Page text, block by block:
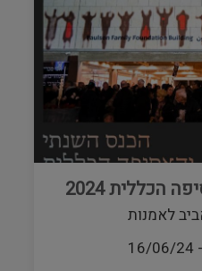
הכללית 2024
לאמנות
-
16/06/24